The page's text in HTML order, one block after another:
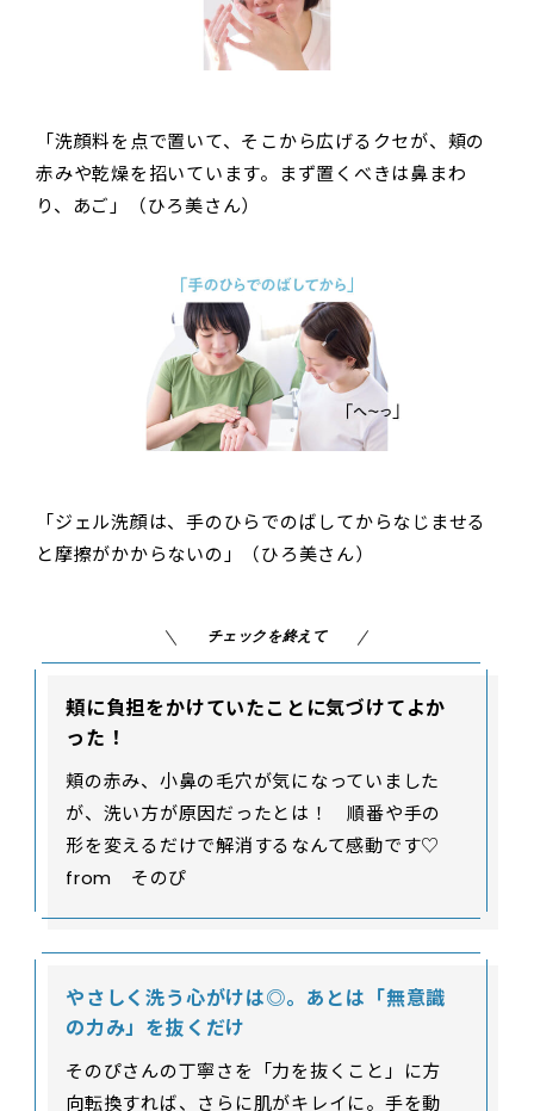
「洗顔料を点で置いて、そこから広げるクセが、頬の
赤みや乾燥を招いています。まず置くべきは鼻まわ
り、あご」（ひろ美さん）
「ジェル洗顔は、手のひらでのばしてからなじませる
と摩擦がかからないの」（ひろ美さん）
チェックを終えて
頬に負担をかけていたことに気づけてよか
った！
頬の赤み、小鼻の毛穴が気になっていました
が、洗い方が原因だったとは！ 順番や手の
形を変えるだけで解消するなんて感動です♡
from そのぴ
やさしく洗う心がけは◎。あとは「無意識
の力み」を抜くだけ
そのぴさんの丁寧さを「力を抜くこと」に方
向転換すれば、さらに肌がキレイに。手を動